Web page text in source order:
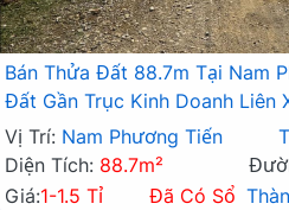
Bán Thửa Đất 88.7m Tại Nam
Đất Gần Trục Kinh Doanh Liên
Vị Trí: Nam Phương Tiến
Diện Tích: 88.7m²
Giá:1-1.5 Tỉ Đã Có Sổ